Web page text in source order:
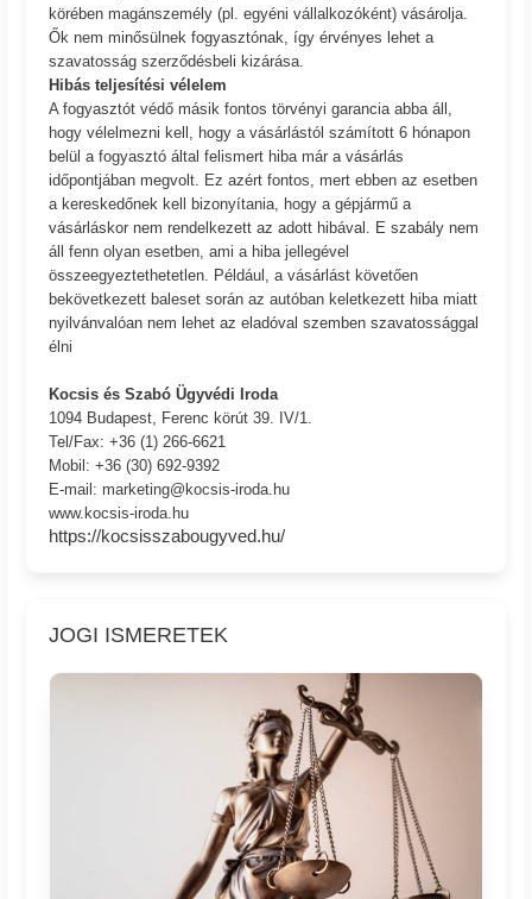
körében magánszemély (pl. egyéni vállalkozóként) vásárolja.
Ők nem minősülnek fogyasztónak, így érvényes lehet a
szavatosság szerződésbeli kizárása.
Hibás teljesítési vélelem
A fogyasztót védő másik fontos törvényi garancia abba áll,
hogy vélelmezni kell, hogy a vásárlástól számított 6 hónapon
belül a fogyasztó által felismert hiba már a vásárlás
időpontjában megvolt. Ez azért fontos, mert ebben az esetben
a kereskedőnek kell bizonyítania, hogy a gépjármű a
vásárláskor nem rendelkezett az adott hibával. E szabály nem
áll fenn olyan esetben, ami a hiba jellegével
összeegyeztethetetlen. Például, a vásárlást követően
bekövetkezett baleset során az autóban keletkezett hiba miatt
nyilvánvalóan nem lehet az eladóval szemben szavatossággal
élni
Kocsis és Szabó Ügyvédi Iroda
1094 Budapest, Ferenc körút 39. IV/1.
Tel/Fax: +36 (1) 266-6621
Mobil: +36 (30) 692-9392
E-mail: marketing@kocsis-iroda.hu
www.kocsis-iroda.hu
https://kocsisszabougyved.hu/
JOGI ISMERETEK